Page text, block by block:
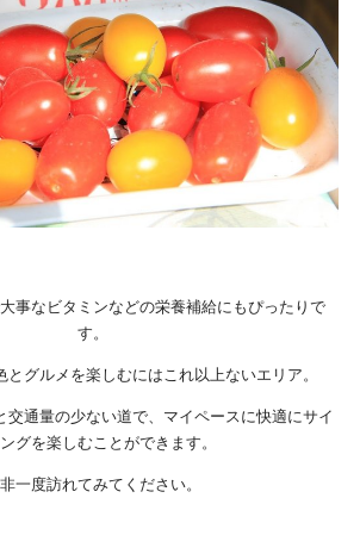
事なビタミンなどの栄養補給にもぴったりで
す。
グルメを楽しむにはこれ以上ないエリア。
交通量の少ない道で、マイペースに快適にサイ
グを楽しむことができます。
一度訪れてみてください。